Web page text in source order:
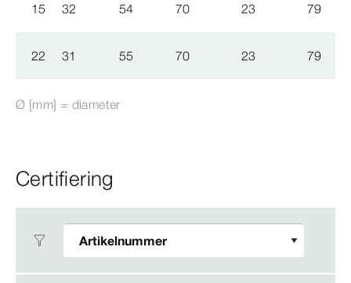
15 32 54 70 23 79
22 31 55 70 23 79
Ø [mm] = diameter
Certifiering